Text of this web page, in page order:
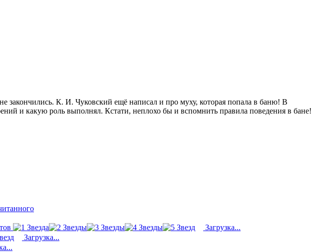
закончились. К. И. Чуковский ещё написал и про муху, которая попала в баню! В
и какую роль выполнял. Кстати, неплохо бы и вспомнить правила поведения в бане!
Загрузка...
Загрузка...